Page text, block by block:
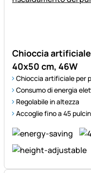
Chioccia
40x50 cm, 46W
Chioccia artificiale per
Consumo di energia
Regolabile in altezza
Accoglie fino a 45